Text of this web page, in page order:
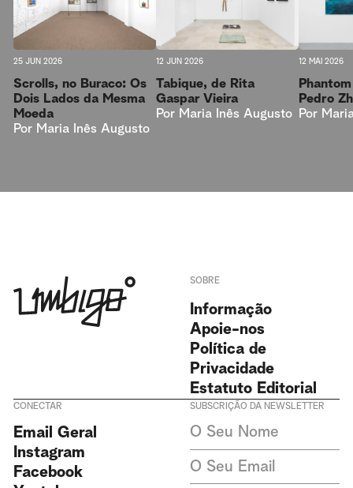
25 JUN 2026
Scrolls, no Buraco: Os
Dois Lados da Mesma
Moeda
Por Maria Inês Augusto
12 JUN 2026
Tabique, de Rita
Gaspar Vieira
Por Maria Inês Augusto
12 MAI 2026
Pedro
Por
SOBRE
Informação
Apoie-nos
Política de
Privacidade
Estatuto Editorial
CONECTAR
Email Geral
Instagram
Facebook
SUBSCRIÇÃO DA NEWSLETTER
Revista Umbigo e aceito a
recolhemos ou armazenamos
dados pessoais sem o seu
consentimento. Política de